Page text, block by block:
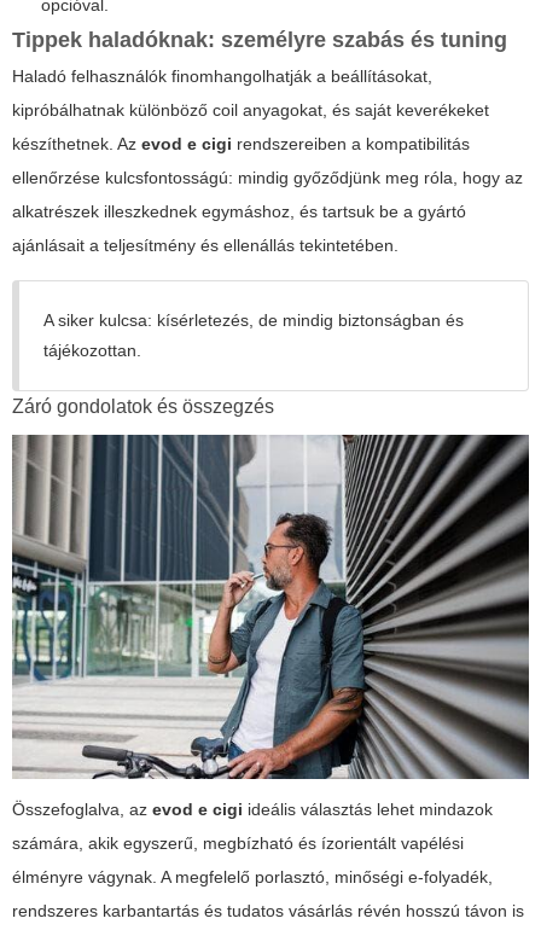
opcióval.
Tippek haladóknak: személyre szabás és tuning
Haladó felhasználók finomhangolhatják a beállításokat,
kipróbálhatnak különböző coil anyagokat, és saját keverékeket
készíthetnek. Az evod e cigi rendszereiben a kompatibilitás
ellenőrzése kulcsfontosságú: mindig győződjünk meg róla, hogy az
alkatrészek illeszkednek egymáshoz, és tartsuk be a gyártó
ajánlásait a teljesítmény és ellenállás tekintetében.
A siker kulcsa: kísérletezés, de mindig biztonságban és
tájékozottan.
Záró gondolatok és összegzés
Összefoglalva, az evod e cigi ideális választás lehet mindazok
számára, akik egyszerű, megbízható és ízorientált vapélési
élményre vágynak. A megfelelő porlasztó, minőségi e-folyadék,
rendszeres karbantartás és tudatos vásárlás révén hosszú távon is